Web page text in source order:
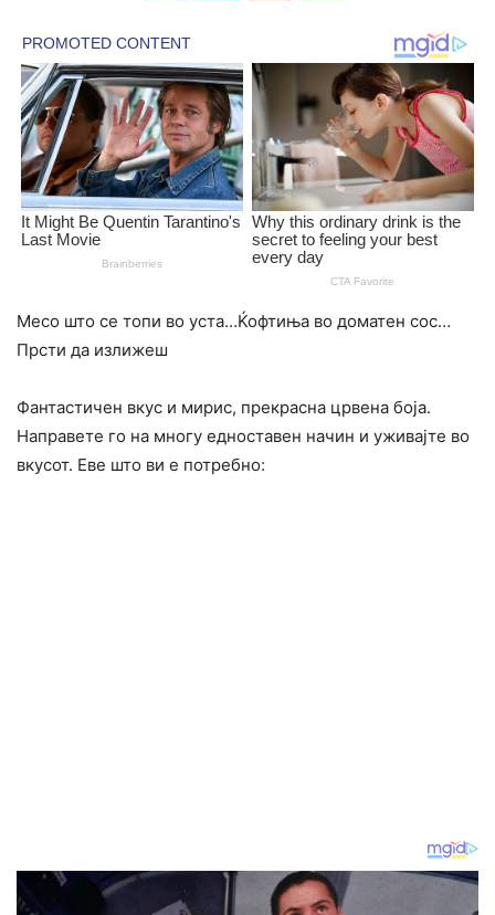
Месо што се топи во уста…Ќофтиња во доматен сос…
Прсти да излижеш
Фантастичен вкус и мирис, прекрасна црвена боја.
Направете го на многу едноставен начин и уживајте во
вкусот. Еве што ви е потребно: